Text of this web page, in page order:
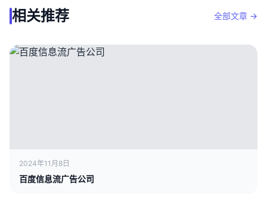
相关推荐 全部文章 →
2024年11月8日
百度信息流广告公司